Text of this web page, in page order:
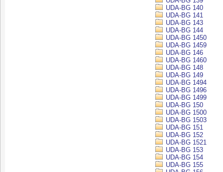
UDA-BG 140
UDA-BG 141
UDA-BG 143
UDA-BG 144
UDA-BG 1450
UDA-BG 1459
UDA-BG 146
UDA-BG 1460
UDA-BG 148
UDA-BG 149
UDA-BG 1494
UDA-BG 1496
UDA-BG 1499
UDA-BG 150
UDA-BG 1500
UDA-BG 1503
UDA-BG 151
UDA-BG 152
UDA-BG 1521
UDA-BG 153
UDA-BG 154
UDA-BG 155